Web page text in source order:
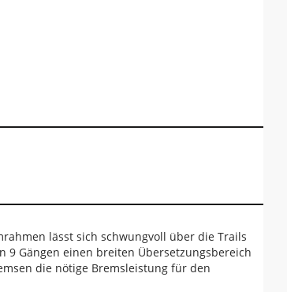
lässt sich schwungvoll über die Trails
Gängen einen breiten Übersetzungsbereich
die nötige Bremsleistung für den